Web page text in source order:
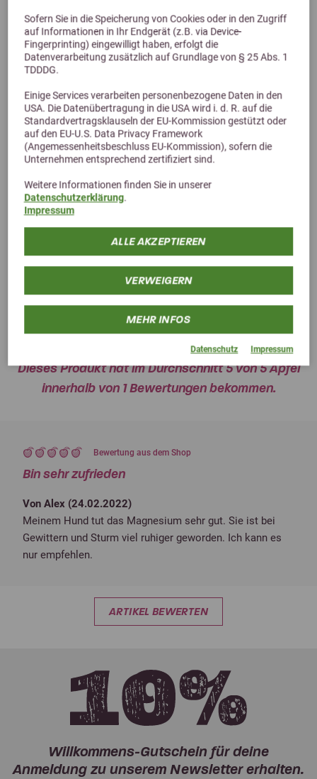
Sofern Sie in die Speicherung von Cookies oder in den Zugriff
auf Informationen in Ihr Endgerät (z.B. via Device-
Fingerprinting) eingewilligt haben, erfolgt die
Datenverarbeitung zusätzlich auf Grundlage von § 25 Abs. 1
TDDDG.
Einige Services verarbeiten personenbezogene Daten in den
USA. Die Datenübertragung in die USA wird i. d. R. auf die
Standardvertragsklauseln der EU-Kommission gestützt oder
auf den EU-U.S. Data Privacy Framework
(Angemessenheitsbeschluss EU-Kommission), sofern die
Unternehmen entsprechend zertifiziert sind.
Weitere Informationen finden Sie in unserer
Datenschutzerklärung.
Impressum
ALLE AKZEPTIEREN
VERWEIGERN
MEHR INFOS
Datenschutz Impressum
dr. WEYRAUCH Nr. 17 Feuerstrahl 60 Kapseln
Hund
Vitamine in hochwertiger Rote-Frucht-Grundlage
24,00 €
Previous
Kundenbewertungen
Dieses Produkt hat im Durchschnitt 5 von 5 Äpfel
innerhalb von 1 Bewertungen bekommen.
Bewertung aus dem Shop
Bin sehr zufrieden
Von Alex (24.02.2022)
Meinem Hund tut das Magnesium sehr gut. Sie ist bei
Gewittern und Sturm viel ruhiger geworden. Ich kann es
nur empfehlen.
ARTIKEL BEWERTEN
Willkommens-Gutschein für deine
Anmeldung zu unserem Newsletter erhalten.